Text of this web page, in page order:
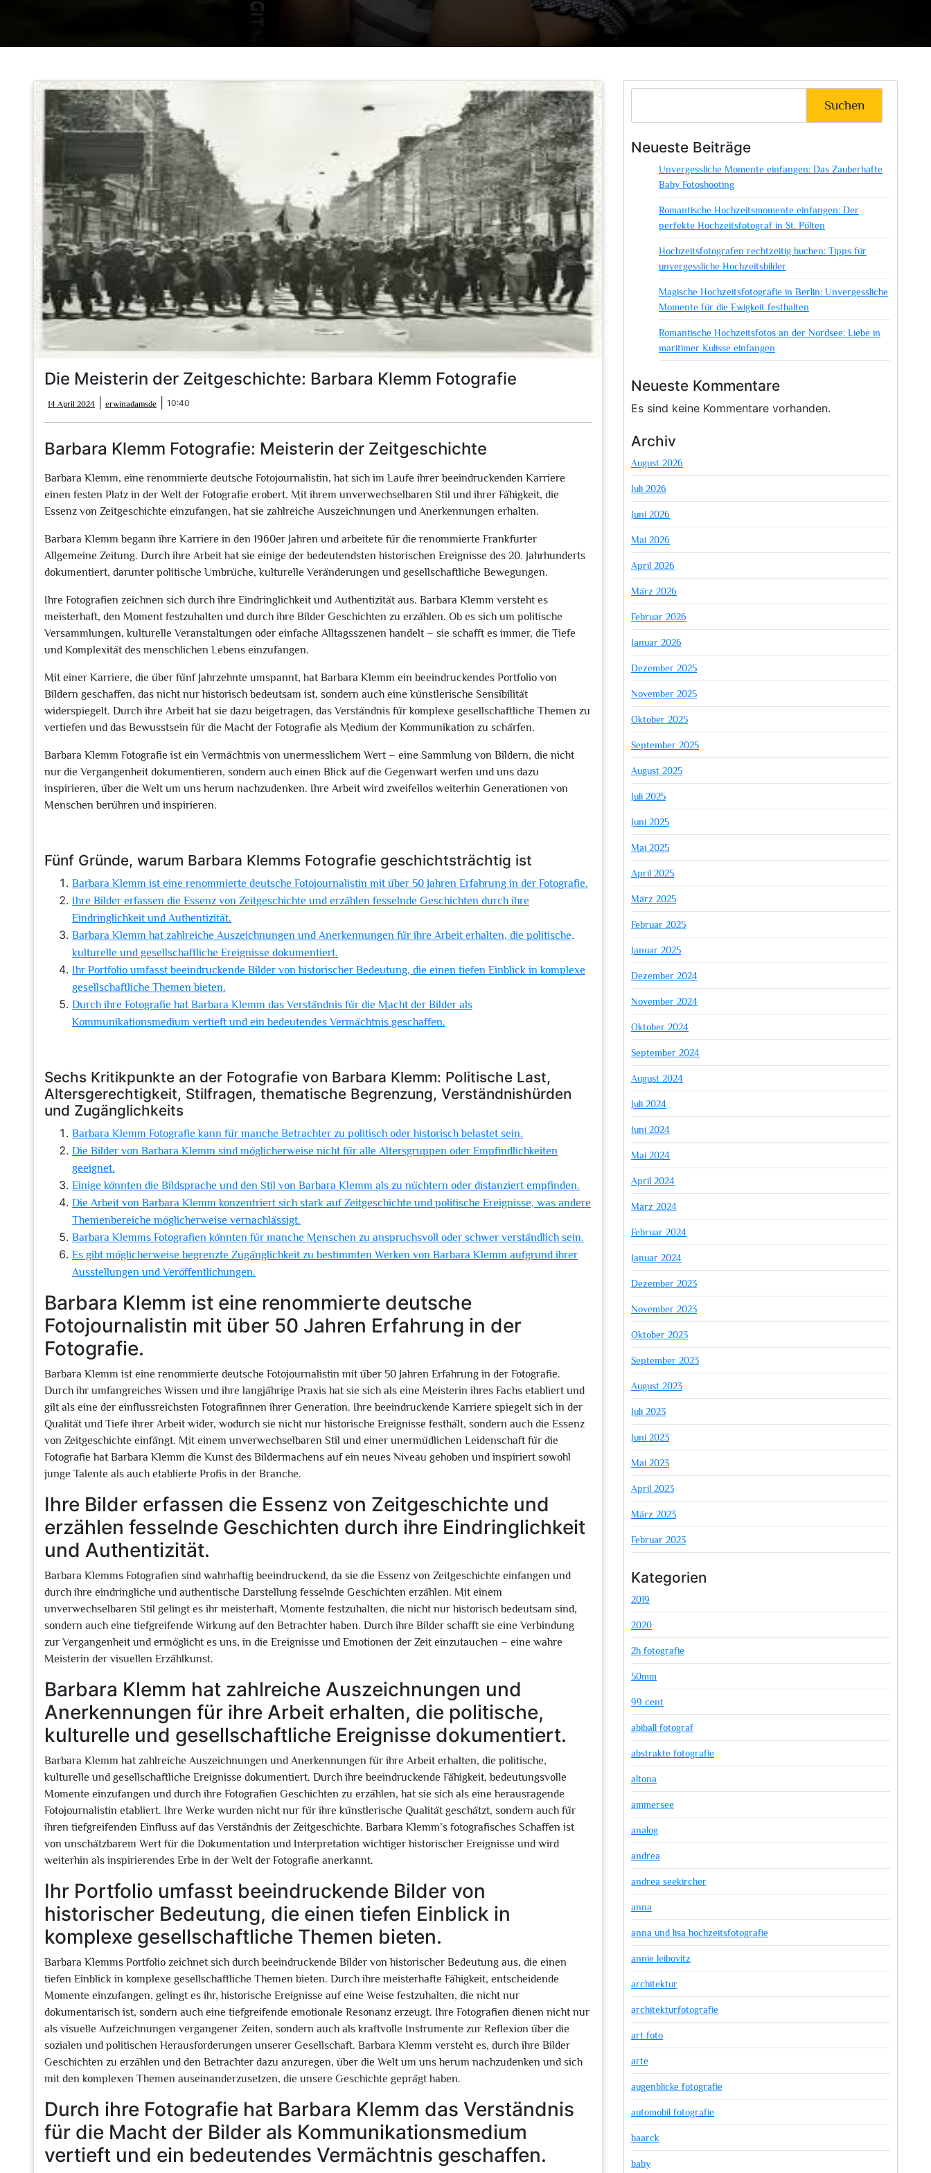
Die Meisterin der Zeitgeschichte: Barbara Klemm Fotografie
14 April 2024
April
2024
erwinadamsde erwinadamsde
10:40
Barbara Klemm Fotografie: Meisterin der Zeitgeschichte
Barbara Klemm, eine renommierte deutsche Fotojournalistin, hat sich im Laufe ihrer beeindruckenden Karriere
einen festen Platz in der Welt der Fotografie erobert. Mit ihrem unverwechselbaren Stil und ihrer Fähigkeit, die
Essenz von Zeitgeschichte einzufangen, hat sie zahlreiche Auszeichnungen und Anerkennungen erhalten.
Barbara Klemm begann ihre Karriere in den 1960er Jahren und arbeitete für die renommierte Frankfurter
Allgemeine Zeitung. Durch ihre Arbeit hat sie einige der bedeutendsten historischen Ereignisse des 20. Jahrhunderts
dokumentiert, darunter politische Umbrüche, kulturelle Veränderungen und gesellschaftliche Bewegungen.
Ihre Fotografien zeichnen sich durch ihre Eindringlichkeit und Authentizität aus. Barbara Klemm versteht es
meisterhaft, den Moment festzuhalten und durch ihre Bilder Geschichten zu erzählen. Ob es sich um politische
Versammlungen, kulturelle Veranstaltungen oder einfache Alltagsszenen handelt – sie schafft es immer, die Tiefe
und Komplexität des menschlichen Lebens einzufangen.
Mit einer Karriere, die über fünf Jahrzehnte umspannt, hat Barbara Klemm ein beeindruckendes Portfolio von
Bildern geschaffen, das nicht nur historisch bedeutsam ist, sondern auch eine künstlerische Sensibilität
widerspiegelt. Durch ihre Arbeit hat sie dazu beigetragen, das Verständnis für komplexe gesellschaftliche Themen zu
vertiefen und das Bewusstsein für die Macht der Fotografie als Medium der Kommunikation zu schärfen.
Barbara Klemm Fotografie ist ein Vermächtnis von unermesslichem Wert – eine Sammlung von Bildern, die nicht
nur die Vergangenheit dokumentieren, sondern auch einen Blick auf die Gegenwart werfen und uns dazu
inspirieren, über die Welt um uns herum nachzudenken. Ihre Arbeit wird zweifellos weiterhin Generationen von
Menschen berühren und inspirieren.
Fünf Gründe, warum Barbara Klemms Fotografie geschichtsträchtig ist
Barbara Klemm ist eine renommierte deutsche Fotojournalistin mit über 50 Jahren Erfahrung in der Fotografie.
Ihre Bilder erfassen die Essenz von Zeitgeschichte und erzählen fesselnde Geschichten durch ihre
Eindringlichkeit und Authentizität.
Barbara Klemm hat zahlreiche Auszeichnungen und Anerkennungen für ihre Arbeit erhalten, die politische,
kulturelle und gesellschaftliche Ereignisse dokumentiert.
Ihr Portfolio umfasst beeindruckende Bilder von historischer Bedeutung, die einen tiefen Einblick in komplexe
gesellschaftliche Themen bieten.
Durch ihre Fotografie hat Barbara Klemm das Verständnis für die Macht der Bilder als
Kommunikationsmedium vertieft und ein bedeutendes Vermächtnis geschaffen.
Sechs Kritikpunkte an der Fotografie von Barbara Klemm: Politische Last,
Altersgerechtigkeit, Stilfragen, thematische Begrenzung, Verständnishürden
und Zugänglichkeits
Barbara Klemm Fotografie kann für manche Betrachter zu politisch oder historisch belastet sein.
Die Bilder von Barbara Klemm sind möglicherweise nicht für alle Altersgruppen oder Empfindlichkeiten
geeignet.
Einige könnten die Bildsprache und den Stil von Barbara Klemm als zu nüchtern oder distanziert empfinden.
Die Arbeit von Barbara Klemm konzentriert sich stark auf Zeitgeschichte und politische Ereignisse, was andere
Themenbereiche möglicherweise vernachlässigt.
Barbara Klemms Fotografien könnten für manche Menschen zu anspruchsvoll oder schwer verständlich sein.
Es gibt möglicherweise begrenzte Zugänglichkeit zu bestimmten Werken von Barbara Klemm aufgrund ihrer
Ausstellungen und Veröffentlichungen.
Barbara Klemm ist eine renommierte deutsche
Fotojournalistin mit über 50 Jahren Erfahrung in der
Fotografie.
Barbara Klemm ist eine renommierte deutsche Fotojournalistin mit über 50 Jahren Erfahrung in der Fotografie.
Durch ihr umfangreiches Wissen und ihre langjährige Praxis hat sie sich als eine Meisterin ihres Fachs etabliert und
gilt als eine der einflussreichsten Fotografinnen ihrer Generation. Ihre beeindruckende Karriere spiegelt sich in der
Qualität und Tiefe ihrer Arbeit wider, wodurch sie nicht nur historische Ereignisse festhält, sondern auch die Essenz
von Zeitgeschichte einfängt. Mit einem unverwechselbaren Stil und einer unermüdlichen Leidenschaft für die
Fotografie hat Barbara Klemm die Kunst des Bildermachens auf ein neues Niveau gehoben und inspiriert sowohl
junge Talente als auch etablierte Profis in der Branche.
Ihre Bilder erfassen die Essenz von Zeitgeschichte und
erzählen fesselnde Geschichten durch ihre Eindringlichkeit
und Authentizität.
Barbara Klemms Fotografien sind wahrhaftig beeindruckend, da sie die Essenz von Zeitgeschichte einfangen und
durch ihre eindringliche und authentische Darstellung fesselnde Geschichten erzählen. Mit einem
unverwechselbaren Stil gelingt es ihr meisterhaft, Momente festzuhalten, die nicht nur historisch bedeutsam sind,
sondern auch eine tiefgreifende Wirkung auf den Betrachter haben. Durch ihre Bilder schafft sie eine Verbindung
zur Vergangenheit und ermöglicht es uns, in die Ereignisse und Emotionen der Zeit einzutauchen – eine wahre
Meisterin der visuellen Erzählkunst.
Barbara Klemm hat zahlreiche Auszeichnungen und
Anerkennungen für ihre Arbeit erhalten, die politische,
kulturelle und gesellschaftliche Ereignisse dokumentiert.
Barbara Klemm hat zahlreiche Auszeichnungen und Anerkennungen für ihre Arbeit erhalten, die politische,
kulturelle und gesellschaftliche Ereignisse dokumentiert. Durch ihre beeindruckende Fähigkeit, bedeutungsvolle
Momente einzufangen und durch ihre Fotografien Geschichten zu erzählen, hat sie sich als eine herausragende
Fotojournalistin etabliert. Ihre Werke wurden nicht nur für ihre künstlerische Qualität geschätzt, sondern auch für
ihren tiefgreifenden Einfluss auf das Verständnis der Zeitgeschichte. Barbara Klemm’s fotografisches Schaffen ist
von unschätzbarem Wert für die Dokumentation und Interpretation wichtiger historischer Ereignisse und wird
weiterhin als inspirierendes Erbe in der Welt der Fotografie anerkannt.
Ihr Portfolio umfasst beeindruckende Bilder von
historischer Bedeutung, die einen tiefen Einblick in
komplexe gesellschaftliche Themen bieten.
Barbara Klemms Portfolio zeichnet sich durch beeindruckende Bilder von historischer Bedeutung aus, die einen
tiefen Einblick in komplexe gesellschaftliche Themen bieten. Durch ihre meisterhafte Fähigkeit, entscheidende
Momente einzufangen, gelingt es ihr, historische Ereignisse auf eine Weise festzuhalten, die nicht nur
dokumentarisch ist, sondern auch eine tiefgreifende emotionale Resonanz erzeugt. Ihre Fotografien dienen nicht nur
als visuelle Aufzeichnungen vergangener Zeiten, sondern auch als kraftvolle Instrumente zur Reflexion über die
sozialen und politischen Herausforderungen unserer Gesellschaft. Barbara Klemm versteht es, durch ihre Bilder
Geschichten zu erzählen und den Betrachter dazu anzuregen, über die Welt um uns herum nachzudenken und sich
mit den komplexen Themen auseinanderzusetzen, die unsere Geschichte geprägt haben.
Durch ihre Fotografie hat Barbara Klemm das Verständnis
für die Macht der Bilder als Kommunikationsmedium
vertieft und ein bedeutendes Vermächtnis geschaffen.
Suchen
Neueste Beiträge
Unvergessliche Momente einfangen: Das Zauberhafte
Baby Fotoshooting
Romantische Hochzeitsmomente einfangen: Der
perfekte Hochzeitsfotograf in St. Pölten
Hochzeitsfotografen rechtzeitig buchen: Tipps für
unvergessliche Hochzeitsbilder
Magische Hochzeitsfotografie in Berlin: Unvergessliche
Momente für die Ewigkeit festhalten
Romantische Hochzeitsfotos an der Nordsee: Liebe in
maritimer Kulisse einfangen
Neueste Kommentare
Es sind keine Kommentare vorhanden.
Archiv
August 2026
Juli 2026
Juni 2026
Mai 2026
April 2026
März 2026
Februar 2026
Januar 2026
Dezember 2025
November 2025
Oktober 2025
September 2025
August 2025
Juli 2025
Juni 2025
Mai 2025
April 2025
März 2025
Februar 2025
Januar 2025
Dezember 2024
November 2024
Oktober 2024
September 2024
August 2024
Juli 2024
Juni 2024
Mai 2024
April 2024
März 2024
Februar 2024
Januar 2024
Dezember 2023
November 2023
Oktober 2023
September 2023
August 2023
Juli 2023
Juni 2023
Mai 2023
April 2023
März 2023
Februar 2023
Kategorien
2019
2020
2h fotografie
50mm
99 cent
abiball fotograf
abstrakte fotografie
altona
ammersee
analog
andrea
andrea seekircher
anna
anna und lisa hochzeitsfotografie
annie leibovitz
architektur
architekturfotografie
art foto
arte
augenblicke fotografie
automobil fotografie
baarck
baby